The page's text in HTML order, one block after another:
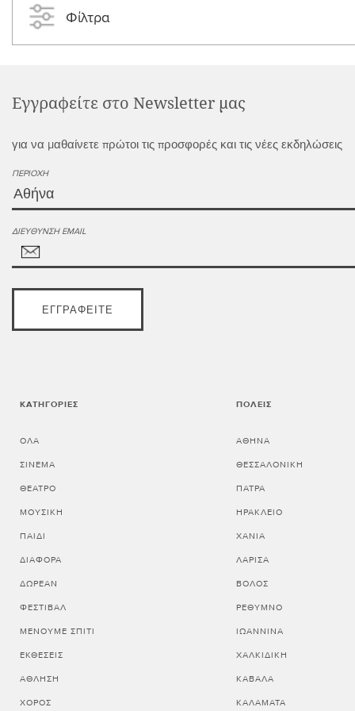
Φίλτρα
Εγγραφείτε στο Newsletter μας
για να μαθαίνετε πρώτοι τις προσφορές και τις νέες εκδηλώσεις
ΠΕΡΙΟΧΉ
ΔΙΕΎΘΥΝΣΗ EMAIL
ΕΓΓΡΑΦΕΊΤΕ
ΚΑΤΗΓΟΡΊΕΣ
ΌΛΑ
ΣΙΝΕΜΆ
ΘΈΑΤΡΟ
ΜΟΥΣΙΚΉ
ΠΑΙΔΊ
ΔΙΆΦΟΡΑ
ΔΩΡΕΆΝ
ΦΕΣΤΙΒΆΛ
ΜΈΝΟΥΜΕ ΣΠΊΤΙ
ΕΚΘΈΣΕΙΣ
ΆΘΛΗΣΗ
ΧΟΡΌΣ
ΠΌΛΕΙΣ
ΑΘΗΝΑ
ΘΕΣΣΑΛΟΝΙΚΗ
ΠΑΤΡΑ
ΗΡΑΚΛΕΙΟ
ΧΑΝΙΑ
ΛΑΡΙΣΑ
ΒΟΛΟΣ
ΡΕΘΥΜΝΟ
ΙΩΑΝΝΙΝΑ
ΧΑΛΚΙΔΙΚΗ
ΚΑΒΑΛΑ
ΚΑΛΑΜΑΤΑ